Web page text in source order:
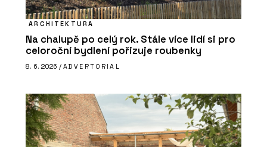
ARCHITEKTURA
Na chalupě po celý rok. Stále více lidí si pro
celoroční bydlení pořizuje roubenky
8. 6. 2026 / ADVERTORIAL